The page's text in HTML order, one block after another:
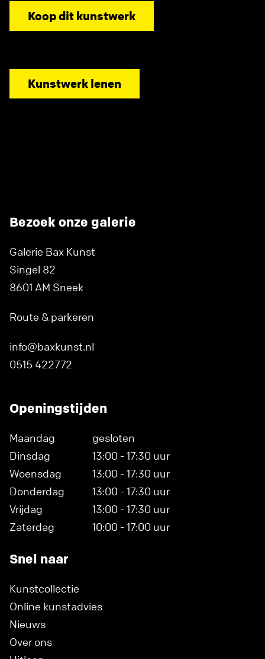
Koop dit kunstwerk
Kunstwerk lenen
Bezoek onze galerie
Galerie Bax Kunst
Singel 82
8601 AM Sneek
Route & parkeren
info@baxkunst.nl
0515 422772
Openingstijden
Maandag
gesloten
Dinsdag
13:00 - 17:30 uur
Woensdag
13:00 - 17:30 uur
Donderdag
13:00 - 17:30 uur
Vrijdag
13:00 - 17:30 uur
Zaterdag
10:00 - 17:00 uur
Snel naar
Kunstcollectie
Online kunstadvies
Nieuws
Over ons